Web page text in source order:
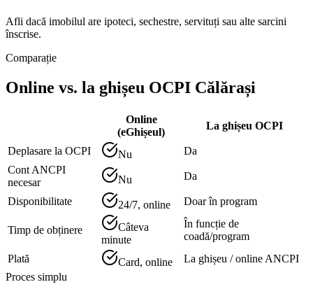
Afli dacă imobilul are ipoteci, sechestre, servituți sau alte sarcini
înscrise.
Comparație
Online vs. la ghișeu OCPI Călărași
Online
(eGhișeul)
La ghișeu OCPI
Deplasare la OCPI Nu
Da
Cont ANCPI
necesar
Nu Da
Disponibilitate 24/7, online Doar în program
Timp de obținere
Câteva
minute
În funcție de
coadă/program
Plată
Card, online
La ghișeu / online ANCPI
Proces simplu